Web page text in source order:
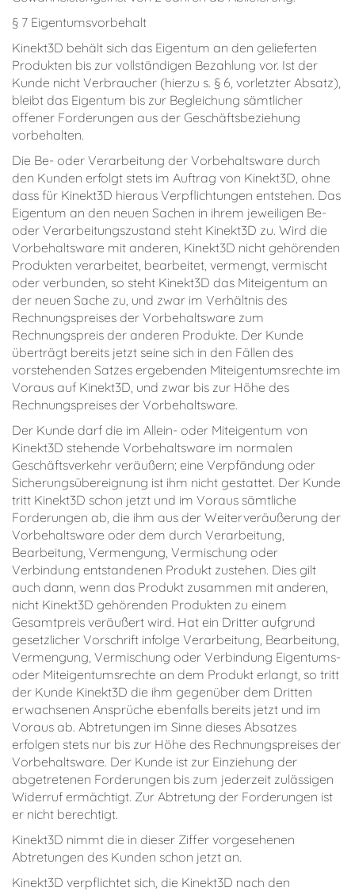
§ 7 Eigentumsvorbehalt
Kinekt3D behält sich das Eigentum an den gelieferten
Produkten bis zur vollständigen Bezahlung vor. Ist der
Kunde nicht Verbraucher (hierzu s. § 6, vorletzter Absatz),
bleibt das Eigentum bis zur Begleichung sämtlicher
offener Forderungen aus der Geschäftsbeziehung
vorbehalten.
Die Be- oder Verarbeitung der Vorbehaltsware durch
den Kunden erfolgt stets im Auftrag von Kinekt3D, ohne
dass für Kinekt3D hieraus Verpflichtungen entstehen. Das
Eigentum an den neuen Sachen in ihrem jeweiligen Be-
oder Verarbeitungszustand steht Kinekt3D zu. Wird die
Vorbehaltsware mit anderen, Kinekt3D nicht gehörenden
Produkten verarbeitet, bearbeitet, vermengt, vermischt
oder verbunden, so steht Kinekt3D das Miteigentum an
der neuen Sache zu, und zwar im Verhältnis des
Rechnungspreises der Vorbehaltsware zum
Rechnungspreis der anderen Produkte. Der Kunde
überträgt bereits jetzt seine sich in den Fällen des
vorstehenden Satzes ergebenden Miteigentumsrechte im
Voraus auf Kinekt3D, und zwar bis zur Höhe des
Rechnungspreises der Vorbehaltsware.
Der Kunde darf die im Allein- oder Miteigentum von
Kinekt3D stehende Vorbehaltsware im normalen
Geschäftsverkehr veräußern; eine Verpfändung oder
Sicherungsübereignung ist ihm nicht gestattet. Der Kunde
tritt Kinekt3D schon jetzt und im Voraus sämtliche
Forderungen ab, die ihm aus der Weiterveräußerung der
Vorbehaltsware oder dem durch Verarbeitung,
Bearbeitung, Vermengung, Vermischung oder
Verbindung entstandenen Produkt zustehen. Dies gilt
auch dann, wenn das Produkt zusammen mit anderen,
nicht Kinekt3D gehörenden Produkten zu einem
Gesamtpreis veräußert wird. Hat ein Dritter aufgrund
gesetzlicher Vorschrift infolge Verarbeitung, Bearbeitung,
Vermengung, Vermischung oder Verbindung Eigentums-
oder Miteigentumsrechte an dem Produkt erlangt, so tritt
der Kunde Kinekt3D die ihm gegenüber dem Dritten
erwachsenen Ansprüche ebenfalls bereits jetzt und im
Voraus ab. Abtretungen im Sinne dieses Absatzes
erfolgen stets nur bis zur Höhe des Rechnungspreises der
Vorbehaltsware. Der Kunde ist zur Einziehung der
abgetretenen Forderungen bis zum jederzeit zulässigen
Widerruf ermächtigt. Zur Abtretung der Forderungen ist
er nicht berechtigt.
Kinekt3D nimmt die in dieser Ziffer vorgesehenen
Abtretungen des Kunden schon jetzt an.
Kinekt3D verpflichtet sich, die Kinekt3D nach den